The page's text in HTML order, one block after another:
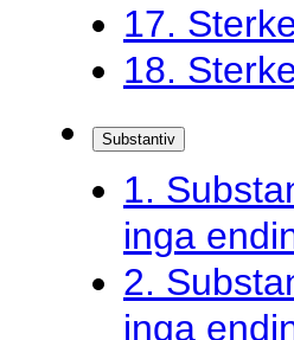
17.
18.
Substantiv
1.
inga
2.
inga